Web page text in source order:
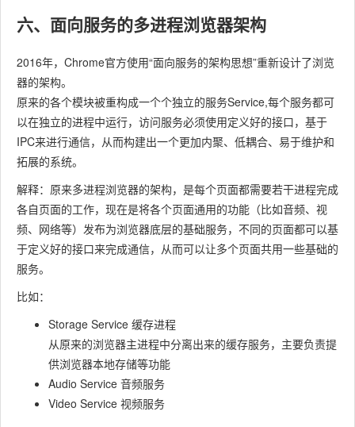
六、面向服务的多进程浏览器架构
2016年，Chrome官方使用“面向服务的架构思想”重新设计了浏览
器的架构。
原来的各个模块被重构成一个个独立的服务Service,每个服务都可
以在独立的进程中运行，访问服务必须使用定义好的接口，基于
IPC来进行通信，从而构建出一个更加内聚、低耦合、易于维护和
拓展的系统。
解释：原来多进程浏览器的架构，是每个页面都需要若干进程完成
各自页面的工作，现在是将各个页面通用的功能（比如音频、视
频、网络等）发布为浏览器底层的基础服务，不同的页面都可以基
于定义好的接口来完成通信，从而可以让多个页面共用一些基础的
服务。
比如：
Storage Service 缓存进程
从原来的浏览器主进程中分离出来的缓存服务，主要负责提
供浏览器本地存储等功能
Audio Service 音频服务
Video Service 视频服务